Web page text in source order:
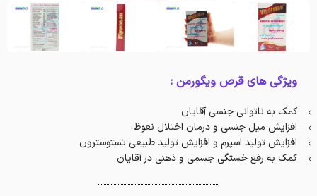
ویژگی های قرص ویگورمن :
کمک به ناتوانی جنسی آقایان
افزایش میل جنسی و درمان اختلال نعوظ
افزایش تولید اسپرم و افزایش تولید طبیعی تستوسترون
کمک به رفع خستگی جسمی و ذهنی در آقایان